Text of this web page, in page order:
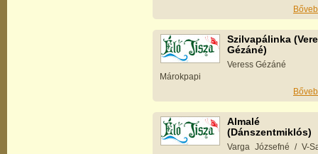
Szilvapálinka
Gézáné)
Veress Gézáné
Márokpapi
Almalé
(Dánszentmiklós)
Varga Józsefné / V-